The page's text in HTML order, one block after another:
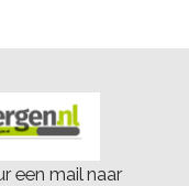
een mail naar